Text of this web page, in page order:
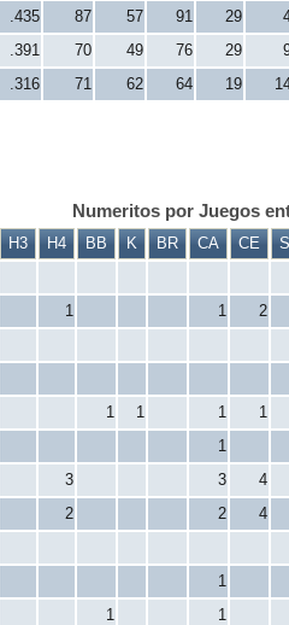
.435 87 57 91 29
.391 70 49 76 29
.316 71 62 64 19
Numeritos por Juegos
H3 H4 BB K BR CA CE
1 1
2
1 1 1
1
1
3 3
4
2 2
4
1
1
1